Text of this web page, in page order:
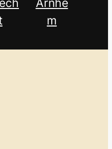
Arnhe
m